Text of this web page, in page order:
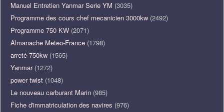
Manuel Entretien Yanmar Serie YM (3035)
Programme des cours chef mecanicien 3000kw (2492)
Programme 750 KW (2071)
Almanache Meteo-France (1798)
arreté 750kw (1565)
Yanmar(1272)
power twist (1048)
Le nouveau carburant Marin (985)
Fiche d'immatriculation des navires (976)